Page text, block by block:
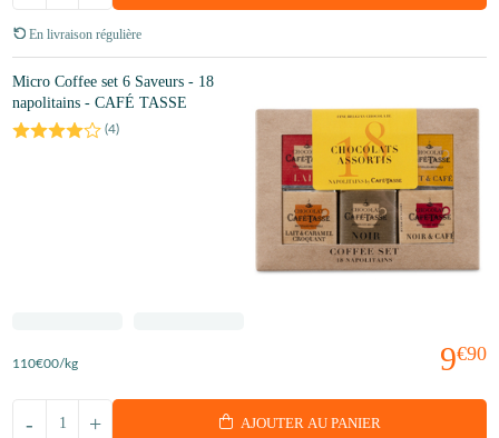
En livraison régulière
Micro Coffee set 6 Saveurs - 18
napolitains - CAFÉ TASSE
(4)
9€90
110€00/kg
+
- AJOUTER AU PANIER